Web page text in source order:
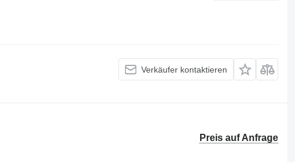
Verkäufer kontaktieren
Preis auf Anfrage